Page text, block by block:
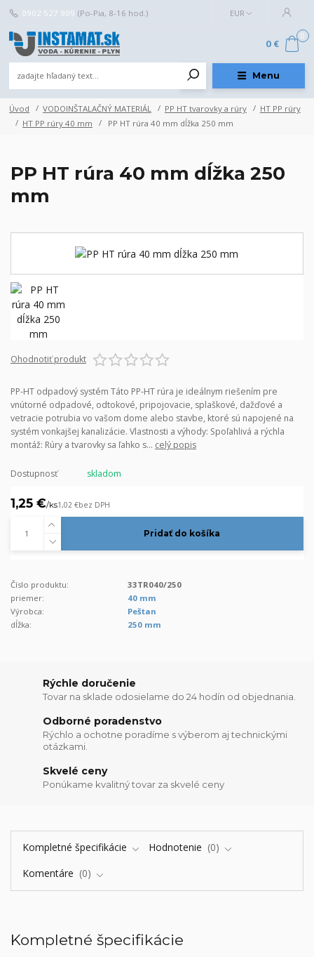
Menu
EUR
0902 527 909 (Po-Pia, 8-16 hod.)
0
0 €
Úvod VODOINŠTALAČNÝ MATERIÁL PP HT tvarovky a rúry
HT PP rúry
HT PP rúry 40 mm
PP HT rúra 40 mm dĺžka 250 mm
PP HT rúra 40 mm dĺžka 250
mm
Ohodnotiť produkt
PP-HT odpadový systém Táto PP-HT rúra je ideálnym riešením pre
vnútorné odpadové, odtokové, pripojovacie, splaškové, dažďové a
vetracie potrubia vo vašom dome alebo stavbe, ktoré sú napojené na
systém vonkajšej kanalizácie. Vlastnosti a výhody: Spoľahlivá a rýchla
montáž: Rúry a tvarovky sa ľahko s... celý popis
Dostupnosť skladom
1,25 €/ks1,02 €bez DPH
Pridať do košíka
Číslo produktu:
33TR040/250
priemer:
40 mm
Výrobca:
Peštan
dĺžka:
250 mm
Rýchle doručenie
Tovar na sklade odosielame do 24 hodín od objednania.
Odborné poradenstvo
Rýchlo a ochotne poradíme s výberom aj technickými
otázkami.
Skvelé ceny
Ponúkame kvalitný tovar za skvelé ceny
Kompletné špecifikácie Hodnotenie
0
Komentáre
0
Kompletné špecifikácie